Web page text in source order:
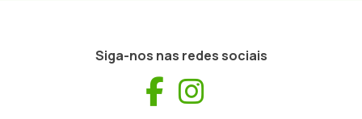
Siga-nos nas redes sociais
Facebook